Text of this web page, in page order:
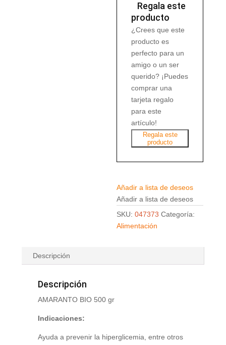
Regala este
producto
¿Crees que este
producto es
perfecto para un
amigo o un ser
querido? ¡Puedes
comprar una
tarjeta regalo
para este
artículo!
Regala este
producto
Añadir a lista de deseos
Añadir a lista de deseos
SKU:047373 Categoría:
Alimentación
Descripción
Descripción
AMARANTO BIO 500 gr
Indicaciones:
Ayuda a prevenir la hiperglicemia, entre otros